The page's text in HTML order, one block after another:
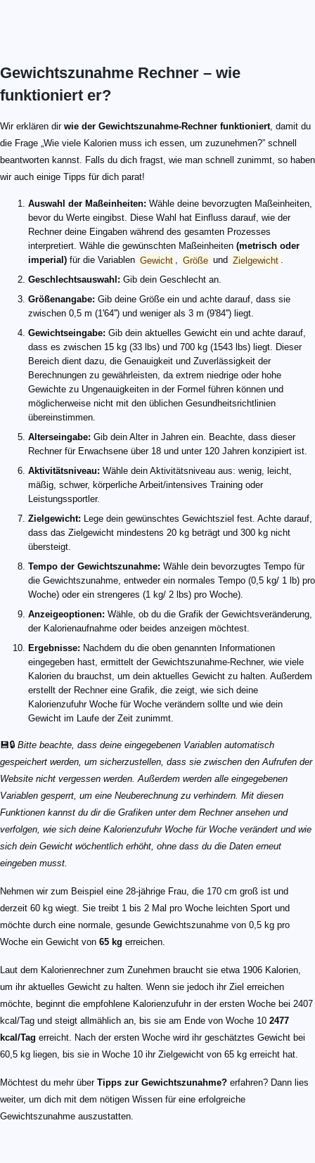
Gewichtszunahme Rechner – wie
funktioniert er?
Wir erklären dir wie der Gewichtszunahme-Rechner funktioniert, damit du
die Frage „Wie viele Kalorien muss ich essen, um zuzunehmen​?” schnell
beantworten kannst. Falls du dich fragst, wie man schnell zunimmt, so haben
wir auch einige Tipps für dich parat!
Auswahl der Maßeinheiten: Wähle deine bevorzugten Maßeinheiten,
bevor du Werte eingibst. Diese Wahl hat Einfluss darauf, wie der
Rechner deine Eingaben während des gesamten Prozesses
interpretiert. Wähle die gewünschten Maßeinheiten (metrisch oder
imperial) für die Variablen Gewicht , Größe und Zielgewicht .
Geschlechtsauswahl: Gib dein Geschlecht an.
Größenangabe: Gib deine Größe ein und achte darauf, dass sie
zwischen 0,5 m (1'64'') und weniger als 3 m (9'84'') liegt.
Gewichtseingabe: Gib dein aktuelles Gewicht ein und achte darauf,
dass es zwischen 15 kg (33 lbs) und 700 kg (1543 lbs) liegt. Dieser
Bereich dient dazu, die Genauigkeit und Zuverlässigkeit der
Berechnungen zu gewährleisten, da extrem niedrige oder hohe
Gewichte zu Ungenauigkeiten in der Formel führen können und
möglicherweise nicht mit den üblichen Gesundheitsrichtlinien
übereinstimmen.
Alterseingabe: Gib dein Alter in Jahren ein. Beachte, dass dieser
Rechner für Erwachsene über 18 und unter 120 Jahren konzipiert ist.
Aktivitätsniveau: Wähle dein Aktivitätsniveau aus: wenig, leicht,
mäßig, schwer, körperliche Arbeit/intensives Training oder
Leistungssportler.
Zielgewicht: Lege dein gewünschtes Gewichtsziel fest. Achte darauf,
dass das Zielgewicht mindestens 20 kg beträgt und 300 kg nicht
übersteigt.
Tempo der Gewichtszunahme: Wähle dein bevorzugtes Tempo für
die Gewichtszunahme, entweder ein normales Tempo (0,5 kg/ 1 lb) pro
Woche) oder ein strengeres (1 kg/ 2 lbs) pro Woche).
Anzeigeoptionen: Wähle, ob du die Grafik der Gewichtsveränderung,
der Kalorienaufnahme oder beides anzeigen möchtest.
Ergebnisse: Nachdem du die oben genannten Informationen
eingegeben hast, ermittelt der Gewichtszunahme-Rechner, wie viele
Kalorien du brauchst, um dein aktuelles Gewicht zu halten. Außerdem
erstellt der Rechner eine Grafik, die zeigt, wie sich deine
Kalorienzufuhr Woche für Woche verändern sollte und wie dein
Gewicht im Laufe der Zeit zunimmt.
💾🔒 Bitte beachte, dass deine eingegebenen Variablen automatisch
gespeichert werden, um sicherzustellen, dass sie zwischen den Aufrufen der
Website nicht vergessen werden. Außerdem werden alle eingegebenen
Variablen gesperrt, um eine Neuberechnung zu verhindern. Mit diesen
Funktionen kannst du dir die Grafiken unter dem Rechner ansehen und
verfolgen, wie sich deine Kalorienzufuhr Woche für Woche verändert und wie
sich dein Gewicht wöchentlich erhöht, ohne dass du die Daten erneut
eingeben musst.
Nehmen wir zum Beispiel eine 28-jährige Frau, die 170 cm groß ist und
derzeit 60 kg wiegt. Sie treibt 1 bis 2 Mal pro Woche leichten Sport und
möchte durch eine normale, gesunde Gewichtszunahme von 0,5 kg pro
Woche ein Gewicht von 65 kg erreichen.
Laut dem Kalorienrechner zum Zunehmen braucht sie etwa 1906 Kalorien,
um ihr aktuelles Gewicht zu halten. Wenn sie jedoch ihr Ziel erreichen
möchte, beginnt die empfohlene Kalorienzufuhr in der ersten Woche bei 2407
kcal/Tag und steigt allmählich an, bis sie am Ende von Woche 10 2477
kcal/Tag erreicht. Nach der ersten Woche wird ihr geschätztes Gewicht bei
60,5 kg liegen, bis sie in Woche 10 ihr Zielgewicht von 65 kg erreicht hat.
Möchtest du mehr über Tipps zur Gewichtszunahme? erfahren? Dann lies
weiter, um dich mit dem nötigen Wissen für eine erfolgreiche
Gewichtszunahme auszustatten.